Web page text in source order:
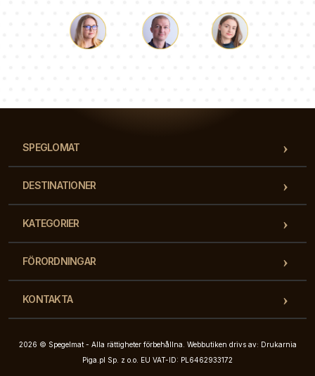
SPEGLOMAT
DESTINATIONER
KATEGORIER
FÖRORDNINGAR
KONTAKTA
2026 © Spegelmat - Alla rättigheter förbehållna. Webbutiken drivs av: Drukarnia
Piga.pl Sp. z o.o. EU VAT-ID: PL6462933172